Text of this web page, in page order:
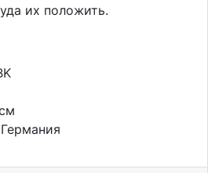
их положить.